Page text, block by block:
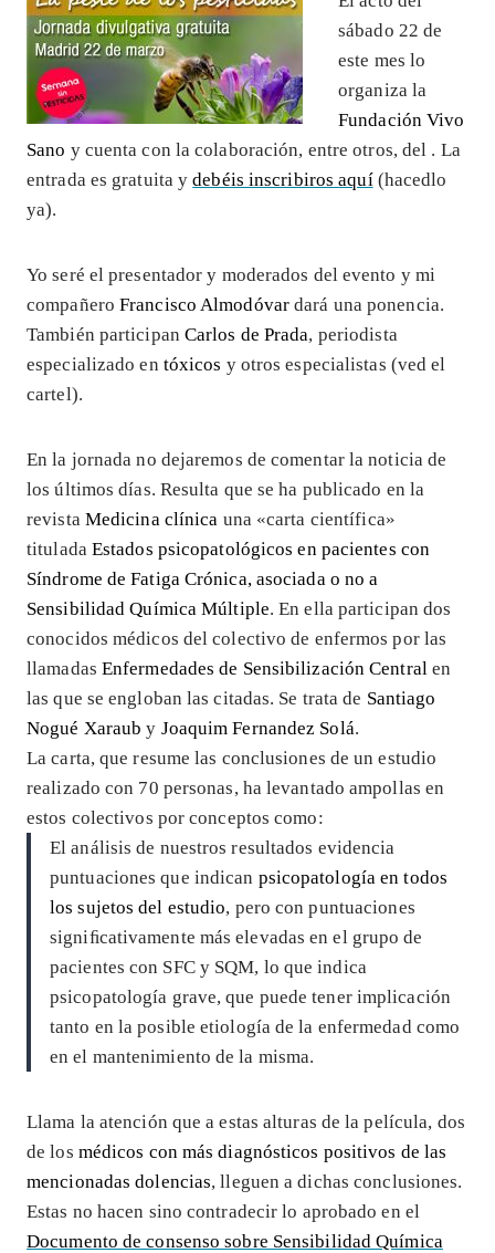
sábado 22 de
este mes lo
organiza la
Fundación Vivo
Sano y cuenta con la colaboración, entre otros, del . La
entrada es gratuita ydebéis inscribiros aquí(hacedlo
ya).
Yo seré el presentador y moderados del evento y mi
compañeroFrancisco Almodóvardará una ponencia.
También participan Carlos de Prada, periodista
especializado en tóxicos y otros especialistas (ved el
cartel).
En la jornada no dejaremos de comentar la noticia de
los últimos días. Resulta que se ha publicado en la
revista Medicina clínica una «carta científica»
titulada Estados psicopatológicos en pacientes con
Síndrome de Fatiga Crónica, asociada o no a
Sensibilidad Química Múltiple. En ella participan dos
conocidos médicos del colectivo de enfermos por las
llamadas Enfermedades de Sensibilización Central en
las que se engloban las citadas. Se trata de Santiago
Nogué Xaraub y Joaquim Fernandez Solá.
La carta, que resume las conclusiones de un estudio
realizado con 70 personas, ha levantado ampollas en
estos colectivos por conceptos como:
El análisis de nuestros resultados evidencia
puntuaciones que indican psicopatología en todos
los sujetos del estudio, pero con puntuaciones
signiﬁcativamente más elevadas en el grupo de
pacientes con SFC y SQM, lo que indica
psicopatología grave, que puede tener implicación
tanto en la posible etiología de la enfermedad como
en el mantenimiento de la misma.
Llama la atención que a estas alturas de la película, dos
de los médicos con más diagnósticos positivos de las
mencionadas dolencias, lleguen a dichas conclusiones.
Estas no hacen sino contradecir lo aprobado en el
Documento de consenso sobre Sensibilidad Química